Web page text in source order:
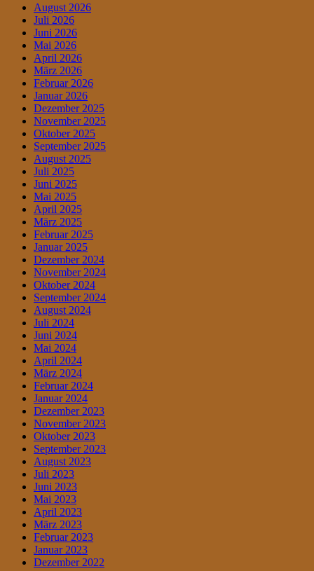
August 2026
Juli 2026
Juni 2026
Mai 2026
April 2026
März 2026
Februar 2026
Januar 2026
Dezember 2025
November 2025
Oktober 2025
September 2025
August 2025
Juli 2025
Juni 2025
Mai 2025
April 2025
März 2025
Februar 2025
Januar 2025
Dezember 2024
November 2024
Oktober 2024
September 2024
August 2024
Juli 2024
Juni 2024
Mai 2024
April 2024
März 2024
Februar 2024
Januar 2024
Dezember 2023
November 2023
Oktober 2023
September 2023
August 2023
Juli 2023
Juni 2023
Mai 2023
April 2023
März 2023
Februar 2023
Januar 2023
Dezember 2022